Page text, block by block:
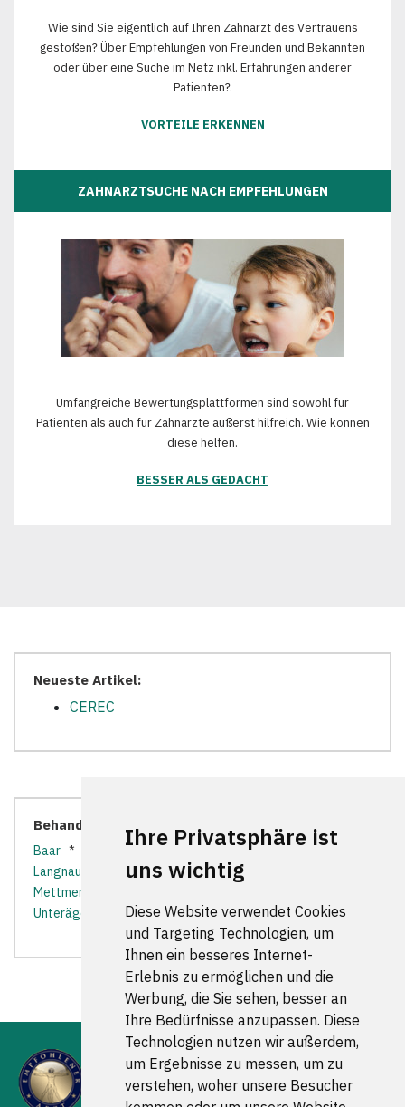
Ihre Privatsphäre ist
uns wichtig
Diese Website verwendet Cookies
und Targeting Technologien, um
Ihnen ein besseres Internet-
Erlebnis zu ermöglichen und die
Werbung, die Sie sehen, besser an
Ihre Bedürfnisse anzupassen. Diese
Technologien nutzen wir außerdem,
um Ergebnisse zu messen, um zu
verstehen, woher unsere Besucher
Wie sind Sie eigentlich auf Ihren Zahnarzt des Vertrauens
gestoßen? Über Empfehlungen von Freunden und Bekannten
oder über eine Suche im Netz inkl. Erfahrungen anderer
Patienten?.
VORTEILE ERKENNEN
ZAHNARZTSUCHE NACH EMPFEHLUNGEN
Umfangreiche Bewertungsplattformen sind sowohl für
Patienten als auch für Zahnärzte äußerst hilfreich. Wie können
diese helfen.
BESSER ALS GEDACHT
Neueste Artikel:
CEREC
Behandler in der Nähe:
Baar * Hirzel
Langnau am Albis*Meilen *Menzingen
Mettmenstetten
Unterägeri
Wädenswil*Zug*